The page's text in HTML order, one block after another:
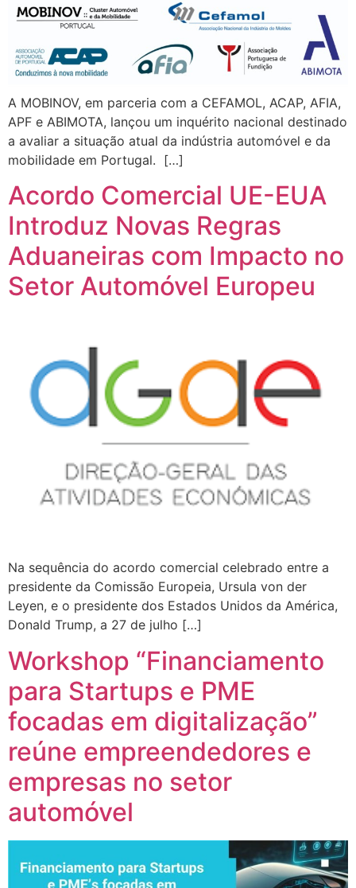
A MOBINOV, em parceria com a CEFAMOL, ACAP, AFIA,
APF e ABIMOTA, lançou um inquérito nacional destinado
a avaliar a situação atual da indústria automóvel e da
mobilidade em Portugal. […]
Acordo Comercial UE-EUA
Introduz Novas Regras
Aduaneiras com Impacto no
Setor Automóvel Europeu
Na sequência do acordo comercial celebrado entre a
presidente da Comissão Europeia, Ursula von der
Leyen, e o presidente dos Estados Unidos da América,
Donald Trump, a 27 de julho […]
Workshop “Financiamento
para Startups e PME
focadas em digitalização”
reúne empreendedores e
empresas no setor
automóvel